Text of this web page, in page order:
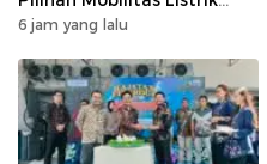
untuk Masyarakat Sulawesi
6 jam yang lalu